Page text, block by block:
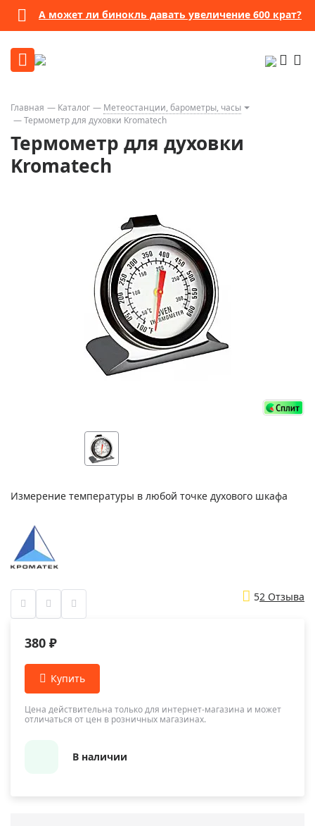
А может ли бинокль давать увеличение 600 крат?
Главная Каталог
Метеостанции, барометры, часы
Термометр для духовки Kromatech
Термометр для духовки
Kromatech
Измерение температуры в любой точке духового шкафа
52 Отзыва
380 ₽
Цена действительна только для интернет-магазина и может
отличаться от цен в розничных магазинах.
В наличии